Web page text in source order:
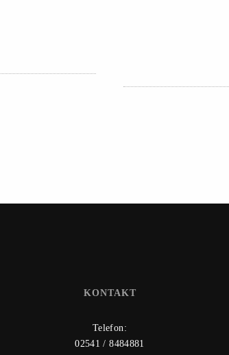
KONTAKT
Telefon:
02541 / 8484881